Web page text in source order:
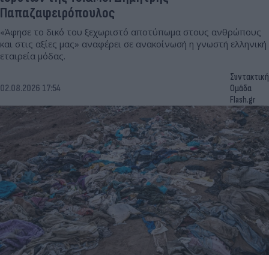
Παπαζαφειρόπουλος
«Άφησε το δικό του ξεχωριστό αποτύπωμα στους ανθρώπους
και στις αξίες μας» αναφέρει σε ανακοίνωσή η γνωστή ελληνική
εταιρεία μόδας.
02.08.2026 17:54
Συντακτική
Ομάδα
Flash.gr